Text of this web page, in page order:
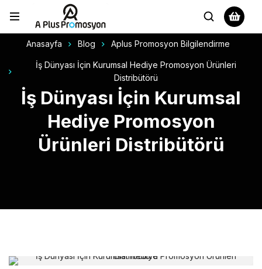
Anasayfa Blog Aplus Promosyon Bilgilendirme
İş Dünyası İçin Kurumsal Hediye Promosyon Ürünleri
Distribütörü
İş Dünyası İçin Kurumsal
Hediye Promosyon
Ürünleri Distribütörü